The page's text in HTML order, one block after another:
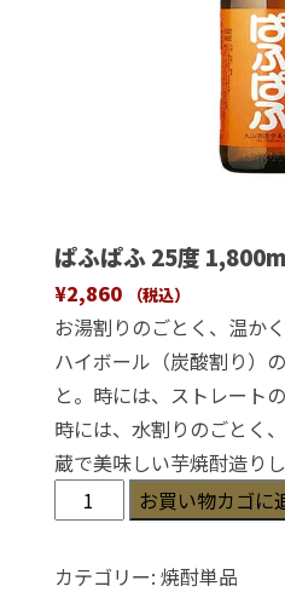
ぱふぱふ 25度
¥2,860 （税込）
お湯割りのごとく、温か
ハイボール（炭酸割り）
と。時には、ストレート
時には、水割りのごとく
蔵で美味しい芋焼酎造りし
ふ
ぱ
お買い物カゴに
カテゴリー: 焼酎単品